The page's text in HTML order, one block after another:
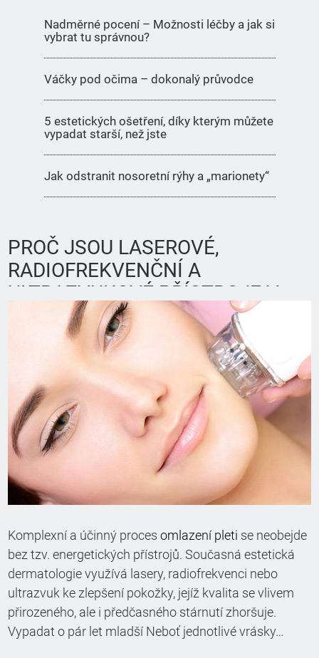
Nadměrné pocení – Možnosti léčby a jak si
vybrat tu správnou?
Váčky pod očima – dokonalý průvodce
5 estetických ošetření, díky kterým můžete
vypadat starší, než jste
Jak odstranit nosoretní rýhy a „marionety“
PROČ JSOU LASEROVÉ,
RADIOFREKVENČNÍ A
ULTRAZVUKOVÉ PŘÍSTROJE V
ESTETICKÉ MEDICÍNĚ
Komplexní a účinný procesomlazení pleti se neobejde
bez tzv. energetických přístrojů. Současná estetická
dermatologie využívá lasery, radiofrekvenci nebo
ultrazvuk ke zlepšení pokožky, jejíž kvalita se vlivem
přirozeného, ale i předčasného stárnutí zhoršuje.
Vypadat o pár let mladší Neboť jednotlivé vrásky…